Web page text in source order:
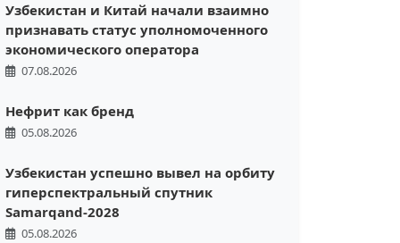
Узбекистан и Китай начали взаимно
признавать статус уполномоченного
экономического оператора
07.08.2026
Нефрит как бренд
05.08.2026
Узбекистан успешно вывел на орбиту
гиперспектральный спутник
Samarqand-2028
05.08.2026